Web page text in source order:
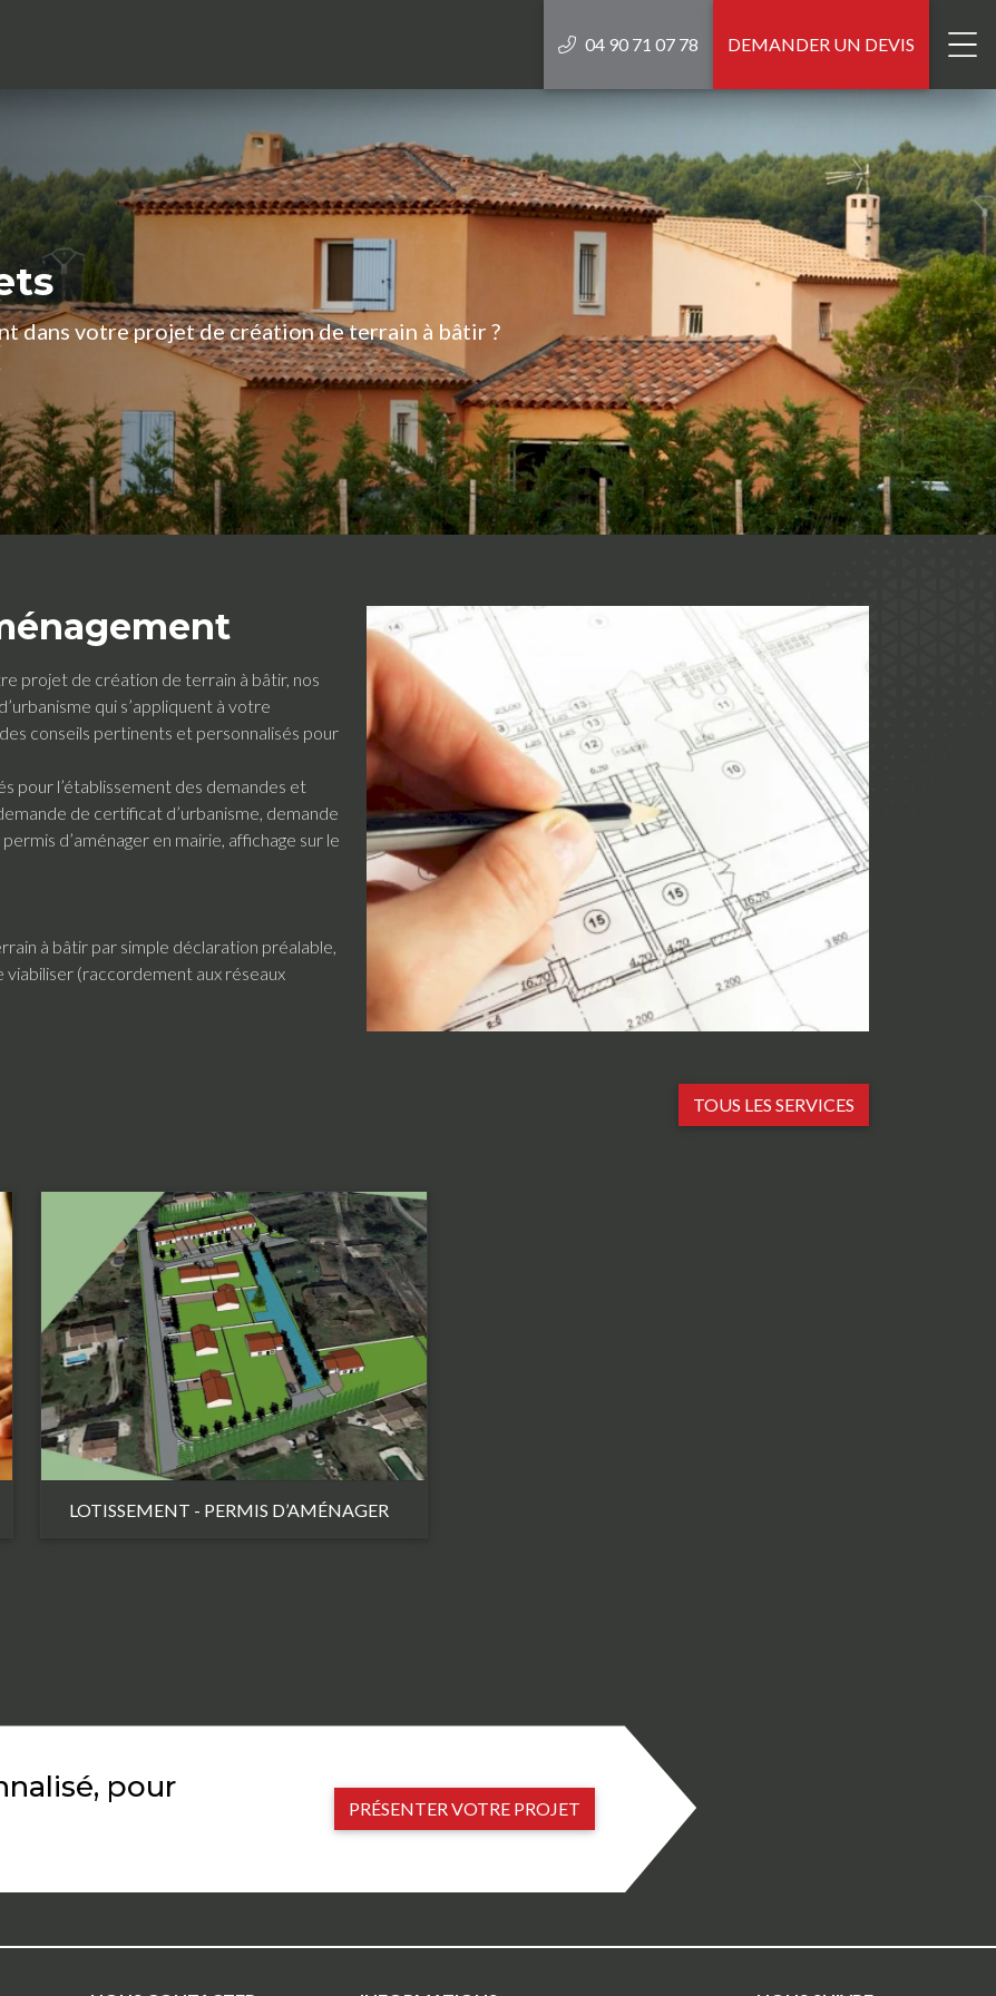
04 90 71 07 78 DEMANDER UN DEVIS
dans votre projet de création de terrain à bâtir ?
projet de création de terrain à bâtir, nos
qui s’appliquent à votre
conseils pertinents et personnalisés pour
pour l’établissement des demandes et
de certificat d’urbanisme, demande
d’aménager en mairie, affichage sur le
à bâtir par simple déclaration préalable,
viabiliser (raccordement aux réseaux
TOUS LES SERVICES
LOTISSEMENT - PERMIS D’AMÉNAGER
pour
PRÉSENTER VOTRE PROJET